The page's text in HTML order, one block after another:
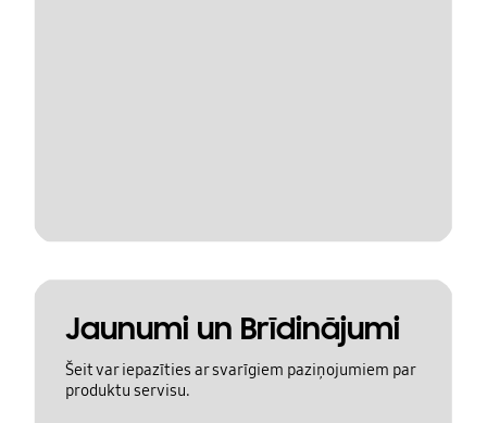
Jaunumi un Brīdinājumi
Šeit var iepazīties ar svarīgiem paziņojumiem par
produktu servisu.